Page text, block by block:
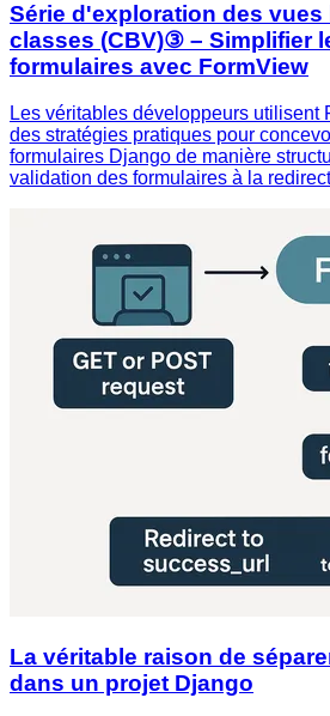
Série d'exploration des vues
classes (CBV)③ – Simplifier
formulaires avec FormView
Les véritables développeurs utilisent
des stratégies pratiques pour
formulaires Django de manière
validation des formulaires à la
La véritable raison de
dans un projet Django